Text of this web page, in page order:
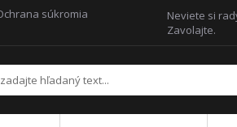
súkromia
Neviete si
Zavolajte.